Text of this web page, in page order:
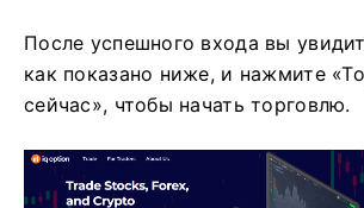
После успешного входа вы
как показано ниже, и нажмите
сейчас», чтобы начать торговлю.